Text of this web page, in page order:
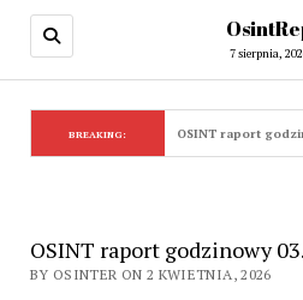
7 sierpnia,
BREAKING: OSINT raport
OSINT raport godzinowy
BY OSINTER ON 2 KWIETNIA, 2026